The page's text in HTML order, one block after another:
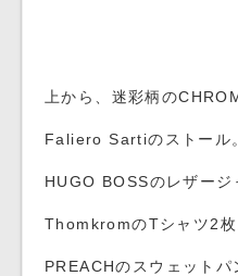
上から、迷彩柄の
Faliero Sartiのストール
HUGO BOSSのレザージ
ThomkromのTシャツ2枚
PREACHのスウェットパ